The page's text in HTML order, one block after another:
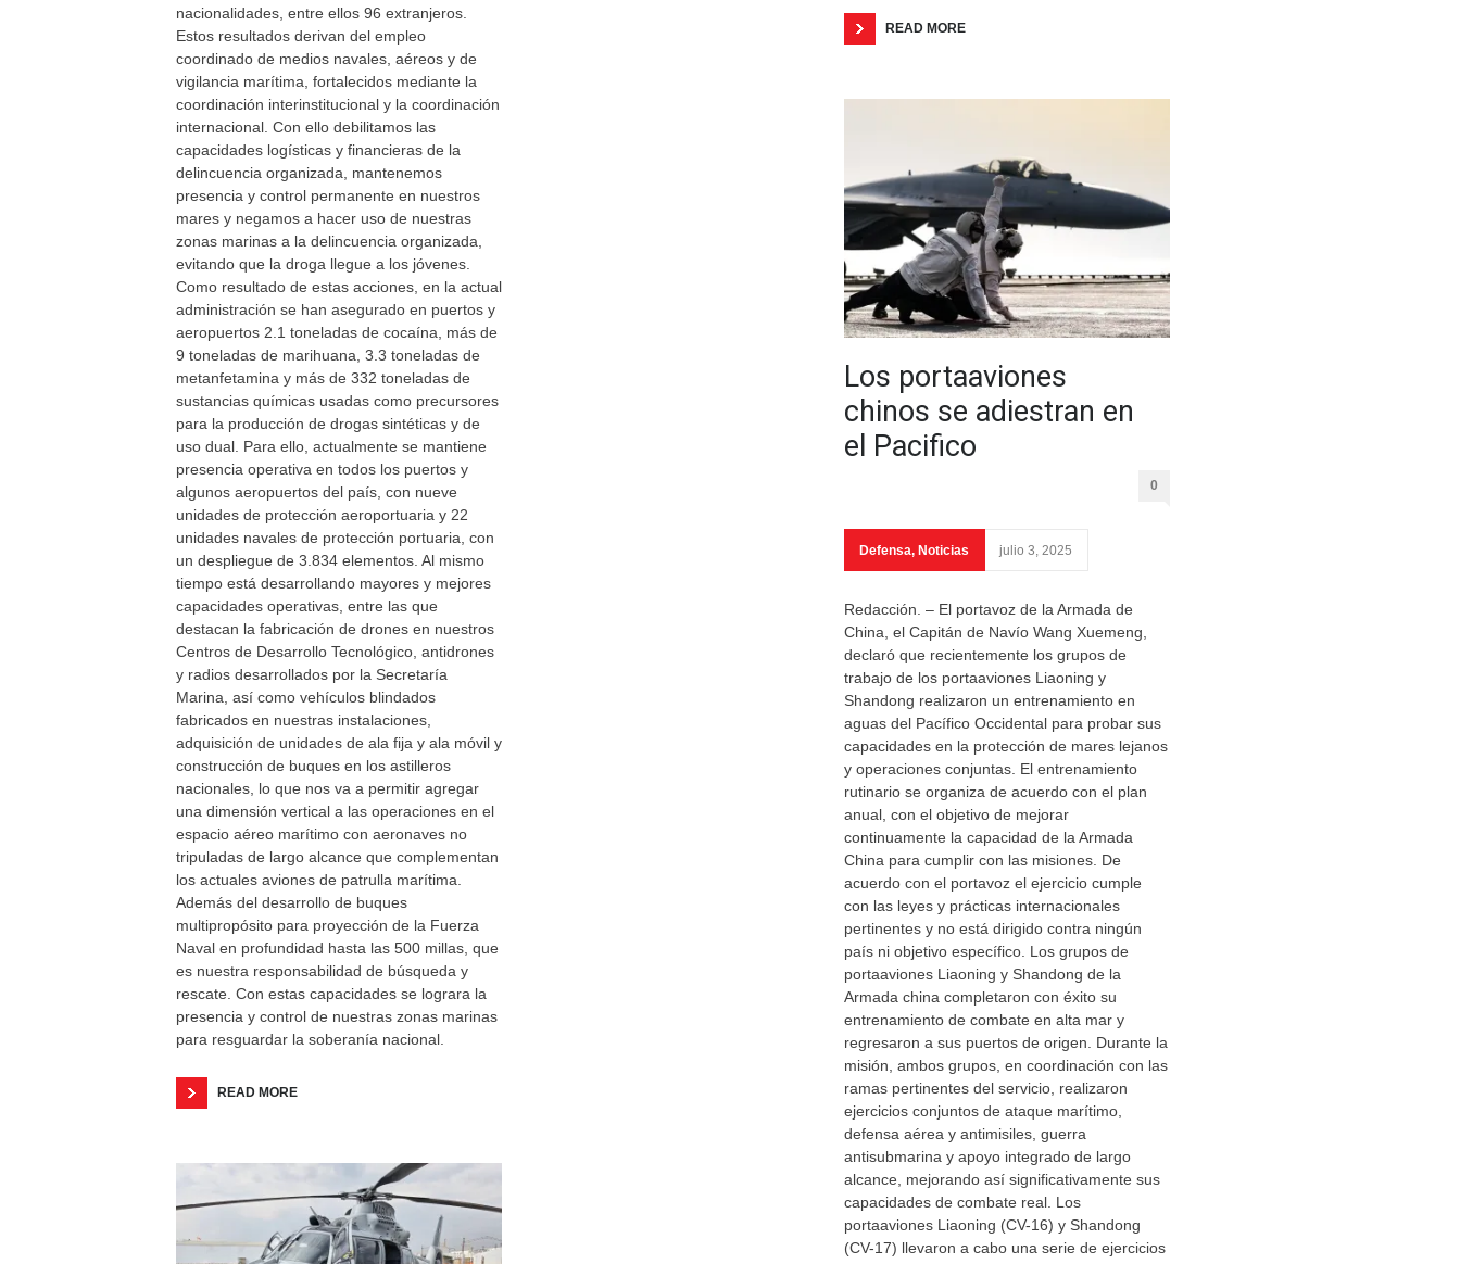
nacionalidades, entre ellos 96 extranjeros.
Estos resultados derivan del empleo
coordinado de medios navales, aéreos y de
vigilancia marítima, fortalecidos mediante la
coordinación interinstitucional y la coordinación
internacional. Con ello debilitamos las
capacidades logísticas y financieras de la
delincuencia organizada, mantenemos
presencia y control permanente en nuestros
mares y negamos a hacer uso de nuestras
zonas marinas a la delincuencia organizada,
evitando que la droga llegue a los jóvenes.
Como resultado de estas acciones, en la actual
administración se han asegurado en puertos y
aeropuertos 2.1 toneladas de cocaína, más de
9 toneladas de marihuana, 3.3 toneladas de
metanfetamina y más de 332 toneladas de
sustancias químicas usadas como precursores
para la producción de drogas sintéticas y de
uso dual. Para ello, actualmente se mantiene
presencia operativa en todos los puertos y
algunos aeropuertos del país, con nueve
unidades de protección aeroportuaria y 22
unidades navales de protección portuaria, con
un despliegue de 3.834 elementos. Al mismo
tiempo está desarrollando mayores y mejores
capacidades operativas, entre las que
destacan la fabricación de drones en nuestros
Centros de Desarrollo Tecnológico, antidrones
y radios desarrollados por la Secretaría
Marina, así como vehículos blindados
fabricados en nuestras instalaciones,
adquisición de unidades de ala fija y ala móvil y
construcción de buques en los astilleros
nacionales, lo que nos va a permitir agregar
una dimensión vertical a las operaciones en el
espacio aéreo marítimo con aeronaves no
tripuladas de largo alcance que complementan
los actuales aviones de patrulla marítima.
Además del desarrollo de buques
multipropósito para proyección de la Fuerza
Naval en profundidad hasta las 500 millas, que
es nuestra responsabilidad de búsqueda y
rescate. Con estas capacidades se lograra la
presencia y control de nuestras zonas marinas
para resguardar la soberanía nacional.
READ MORE
READ MORE
Los portaaviones
chinos se adiestran en
el Pacifico
0
Defensa, Noticias julio 3, 2025
Redacción. – El portavoz de la Armada de
China, el Capitán de Navío Wang Xuemeng,
declaró que recientemente los grupos de
trabajo de los portaaviones Liaoning y
Shandong realizaron un entrenamiento en
aguas del Pacífico Occidental para probar sus
capacidades en la protección de mares lejanos
y operaciones conjuntas. El entrenamiento
rutinario se organiza de acuerdo con el plan
anual, con el objetivo de mejorar
continuamente la capacidad de la Armada
China para cumplir con las misiones. De
acuerdo con el portavoz el ejercicio cumple
con las leyes y prácticas internacionales
pertinentes y no está dirigido contra ningún
país ni objetivo específico. Los grupos de
portaaviones Liaoning y Shandong de la
Armada china completaron con éxito su
entrenamiento de combate en alta mar y
regresaron a sus puertos de origen. Durante la
misión, ambos grupos, en coordinación con las
ramas pertinentes del servicio, realizaron
ejercicios conjuntos de ataque marítimo,
defensa aérea y antimisiles, guerra
antisubmarina y apoyo integrado de largo
alcance, mejorando así significativamente sus
capacidades de combate real. Los
portaaviones Liaoning (CV-16) y Shandong
(CV-17) llevaron a cabo una serie de ejercicios